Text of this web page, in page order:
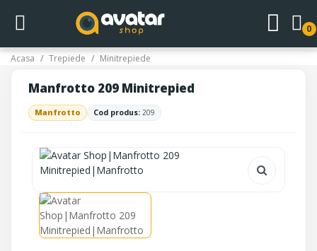
0
Acasa Trepiede Minitrepiede
Manfrotto 209 Minitrepied
Manfrotto Cod produs: 209